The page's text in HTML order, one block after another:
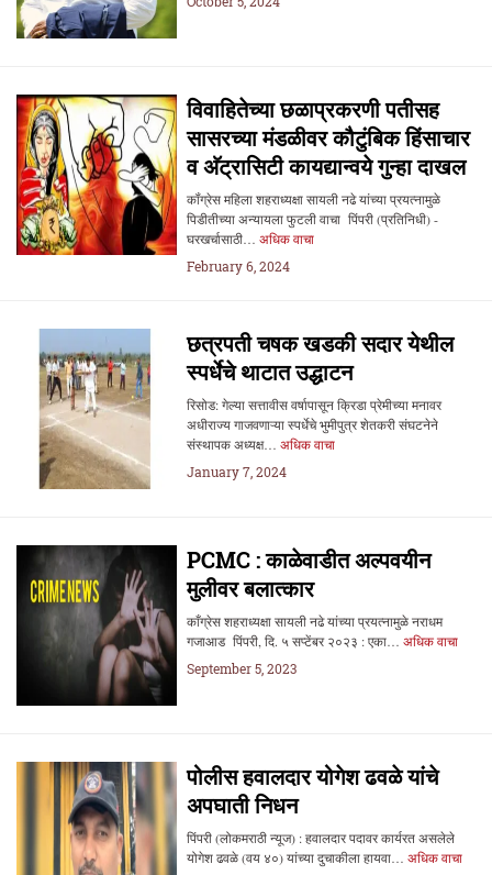
विवाहितेच्या छळाप्रकरणी पतीसह
सासरच्या मंडळीवर कौटुंबिक हिंसाचार
व अ‍ॅट्रासिटी कायद्यान्वये गुन्हा दाखल
कॉंग्रेस महिला शहराध्यक्षा सायली नढे यांच्या प्रयत्नामुळे
पिडीतीच्या अन्यायला फुटली वाचा पिंपरी (प्रतिनिधी) -
घरखर्चासाठी… अधिक वाचा
February 6, 2024
छत्रपती चषक खडकी सदार येथील
स्पर्धेचे थाटात उद्धाटन
रिसोड: गेल्या सत्तावीस वर्षापासून क्रिडा प्रेमीच्या मनावर
अधीराज्य गाजवणाऱ्या स्पर्धेचे भुमीपुत्र शेतकरी संघटनेने
संस्थापक अध्यक्ष… अधिक वाचा
January 7, 2024
PCMC : काळेवाडीत अल्पवयीन
मुलीवर बलात्कार
काँग्रेस शहराध्यक्षा सायली नढे यांच्या प्रयत्नामुळे नराधम
गजाआड पिंपरी, दि. ५ सप्टेंबर २०२३ : एका… अधिक वाचा
September 5, 2023
पोलीस हवालदार योगेश ढवळे यांचे
अपघाती निधन
पिंपरी (लोकमराठी न्यूज) : हवालदार पदावर कार्यरत असलेले
योगेश ढवळे (वय ४०) यांच्या दुचाकीला हायवा… अधिक वाचा